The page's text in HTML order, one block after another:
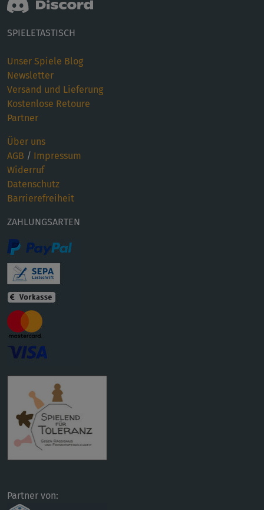
SPIELETASTISCH
Unser Spiele Blog
Newsletter
Versand und Lieferung
Kostenlose Retoure
Partner
Über uns
AGB / Impressum
Widerruf
Datenschutz
Barrierefreiheit
ZAHLUNGSARTEN
Partner von: